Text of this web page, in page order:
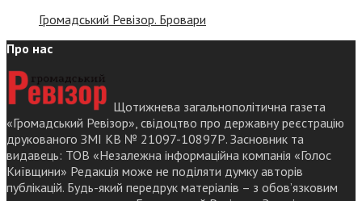
Громадський Ревізор. Бровари
Про нас
Щотижнева загальнополітична газета
«Громадський Ревізор», свідоцтво про державну реєстрацію
друкованого ЗМІ КВ № 21097-10897Р. Засновник та
видавець: ТОВ «Незалежна інформаційна компанія «Голос
Київщини» Редакція може не поділяти думку авторів
публікацій. Будь-який передрук матеріалів – з обов’язковим